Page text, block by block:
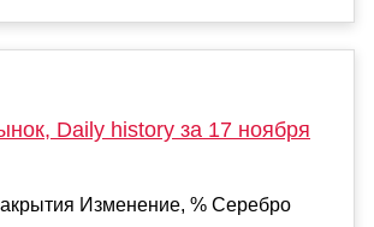
Daily history за 17 ноября
Изменение, % Серебро